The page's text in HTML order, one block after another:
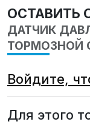
ОСТАВИТЬ
ДАТЧИК
ТОРМОЗНОЙ
Войдите,
Для этого